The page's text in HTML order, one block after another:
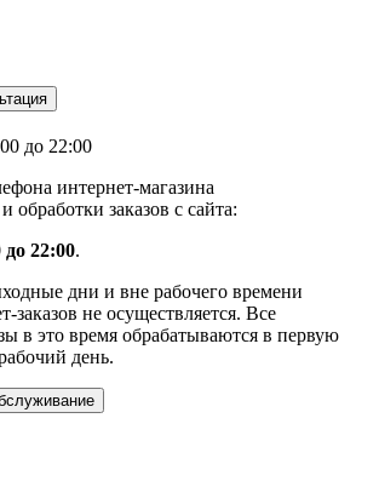
до 22:00
интернет-магазина
и обработки заказов с сайта:
до 22:00.
дни и вне рабочего времени
заказов не осуществляется. Все
в это время обрабатываются в первую
день.